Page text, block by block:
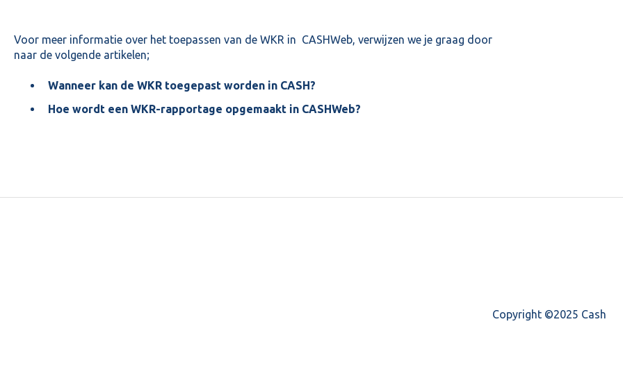
Voor meer informatie over het toepassen van de WKR in CASHWeb, verwijzen we je graag door
naar de volgende artikelen;
Wanneer kan de WKR toegepast worden in CASH?
Hoe wordt een WKR-rapportage opgemaakt in CASHWeb?
Copyright ©2025 Cash